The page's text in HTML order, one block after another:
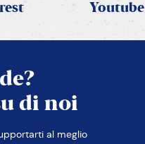
Youtube
di noi
al meglio